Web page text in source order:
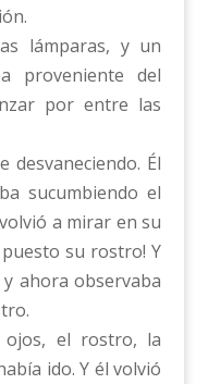
lámparas, y un
proveniente del
por entre las
desvaneciendo. Él
sucumbiendo el
a mirar en su
su rostro! Y
ahora observaba
el rostro, la
ido. Y él volvió